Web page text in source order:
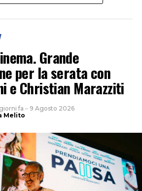
Grande
per la serata con
e Christian Marazziti
fa – 9 Agosto 2026
Melito